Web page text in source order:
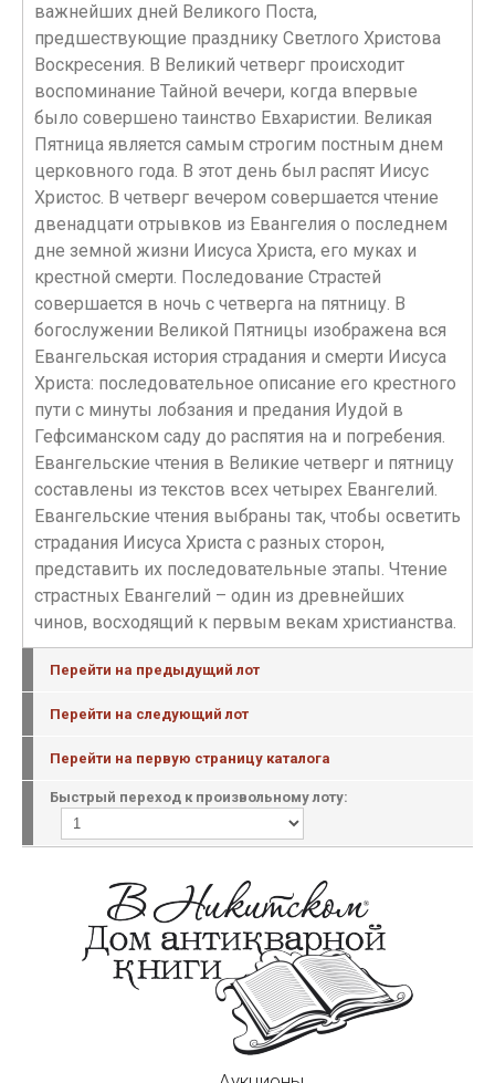
важнейших дней Великого Поста,
предшествующие празднику Светлого Христова
Воскресения. В Великий четверг происходит
воспоминание Тайной вечери, когда впервые
было совершено таинство Евхаристии. Великая
Пятница является самым строгим постным днем
церковного года. В этот день был распят Иисус
Христос. В четверг вечером совершается чтение
двенадцати отрывков из Евангелия о последнем
дне земной жизни Иисуса Христа, его муках и
крестной смерти. Последование Страстей
совершается в ночь с четверга на пятницу. В
богослужении Великой Пятницы изображена вся
Евангельская история страдания и смерти Иисуса
Христа: последовательное описание его крестного
пути с минуты лобзания и предания Иудой в
Гефсиманском саду до распятия на и погребения.
Евангельские чтения в Великие четверг и пятницу
составлены из текстов всех четырех Евангелий.
Евангельские чтения выбраны так, чтобы осветить
страдания Иисуса Христа с разных сторон,
представить их последовательные этапы. Чтение
страстных Евангелий – один из древнейших
чинов, восходящий к первым векам христианства.
Перейти на предыдущий лот
Перейти на следующий лот
Перейти на первую страницу каталога
Быстрый переход к произвольному лоту: